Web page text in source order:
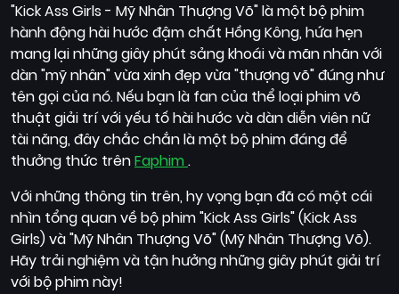
"Kick Ass Girls - Mỹ Nhân Thượng Võ" là một bộ phim
hành động hài hước đậm chất Hồng Kông, hứa hẹn
mang lại những giây phút sảng khoái và mãn nhãn với
dàn "mỹ nhân" vừa xinh đẹp vừa "thượng võ" đúng như
tên gọi của nó. Nếu bạn là fan của thể loại phim võ
thuật giải trí với yếu tố hài hước và dàn diễn viên nữ
tài năng, đây chắc chắn là một bộ phim đáng để
thưởng thức trênFaphim.
Với những thông tin trên, hy vọng bạn đã có một cái
nhìn tổng quan về bộ phim "Kick Ass Girls" (Kick Ass
Girls) và "Mỹ Nhân Thượng Võ" (Mỹ Nhân Thượng Võ).
Hãy trải nghiệm và tận hưởng những giây phút giải trí
với bộ phim này!